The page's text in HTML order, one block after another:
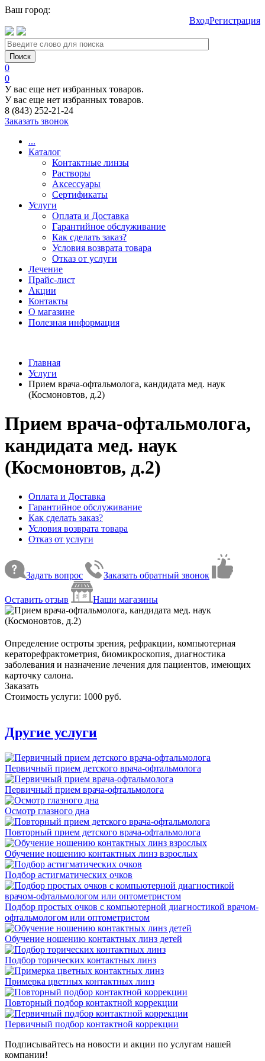
Ваш город:
ВходРегистрация
0
0
У вас еще нет избранных товаров.
У вас еще нет избранных товаров.
8 (843) 252-21-24
Заказать звонок
...
Каталог
Контактные линзы
Растворы
Аксессуары
Сертификаты
Услуги
Оплата и Доставка
Гарантийное обслуживание
Как сделать заказ?
Условия возврата товара
Отказ от услуги
Лечение
Прайс-лист
Акции
Контакты
О магазине
Полезная информация
Главная
Услуги
Прием врача-офтальмолога, кандидата мед. наук
(Космоновтов, д.2)
Прием врача-офтальмолога,
кандидата мед. наук
(Космоновтов, д.2)
Оплата и Доставка
Гарантийное обслуживание
Как сделать заказ?
Условия возврата товара
Отказ от услуги
Задать вопрос Заказать обратный звонок
Оставить отзыв Наши магазины
Определение остроты зрения, рефракции, компьютерная
кераторефрактометрия, биомикроскопия, диагностика
заболевания и назначение лечения для пациентов, имеющих
карточку салона.
Заказать
Стоимость услуги: 1000 руб.
Другие услуги
Первичный прием детского врача-офтальмолога
Первичный прием врача-офтальмолога
Осмотр глазного дна
Повторный прием детского врача-офтальмолога
Обучение ношению контактных линз взрослых
Подбор астигматических очков
Подбор простых очков с компьютерной диагностикой врачом-
офтальмологом или оптометристом
Обучение ношению контактных линз детей
Подбор торических контактных линз
Примерка цветных контактных линз
Повторный подбор контактной коррекции
Первичный подбор контактной коррекции
Подписывайтесь на новости и акции по услугам нашей
компании!